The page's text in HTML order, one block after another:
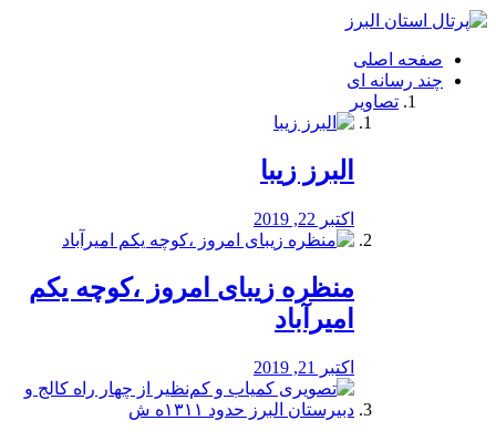
فصد
شرق
تهران
خشکشویی
صفحه اصلی
چند رسانه ای
تصاویر
البرز زیبا
اکتبر 22, 2019
منظره‌‌ زیبای امروز ،کوچه یکم
امیرآباد
اکتبر 21, 2019